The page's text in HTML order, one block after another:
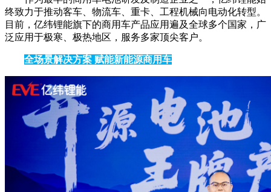
终致力于推动客车、物流车、重卡、工程机械向电动化转型。
目前，亿纬锂能旗下的商用车产品应用遍及全球多个国家，广
泛应用于极寒、极热地区，服务多家顶尖客户。
全场景解决方案 赋能新能源商用车